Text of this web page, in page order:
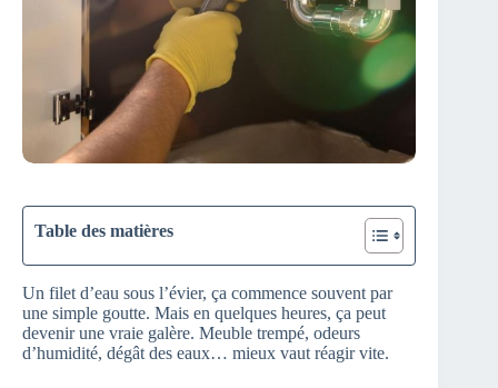
Table des matières
Un filet d’eau sous l’évier, ça commence souvent par
une simple goutte. Mais en quelques heures, ça peut
devenir une vraie galère. Meuble trempé, odeurs
d’humidité, dégât des eaux… mieux vaut réagir vite.